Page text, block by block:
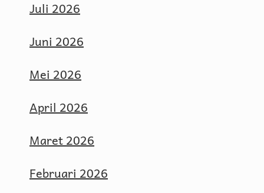
Juli 2026
Juni 2026
Mei 2026
April 2026
Maret 2026
Februari 2026